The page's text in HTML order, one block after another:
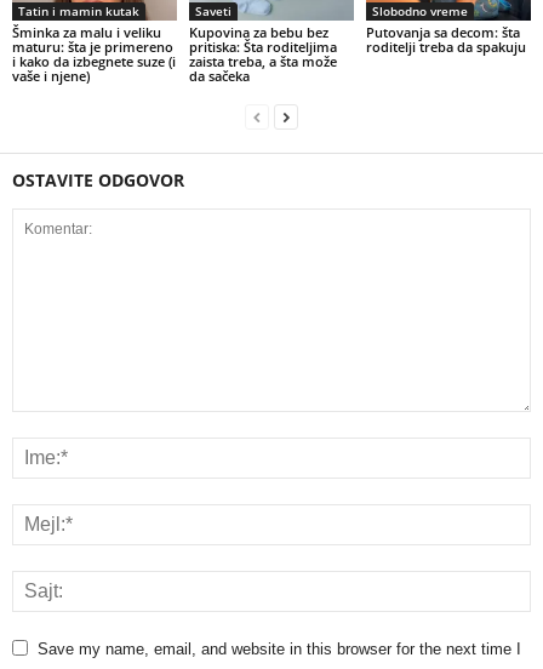
Tatin i mamin kutak
Šminka za malu i veliku
maturu: šta je primereno
i kako da izbegnete suze (i
vaše i njene)
Saveti
Kupovina za bebu bez
pritiska: Šta roditeljima
zaista treba, a šta može
da sačeka
Slobodno vreme
Putovanja sa decom: šta
roditelji treba da spakuju
OSTAVITE ODGOVOR
Save my name, email, and website in this browser for the next time I